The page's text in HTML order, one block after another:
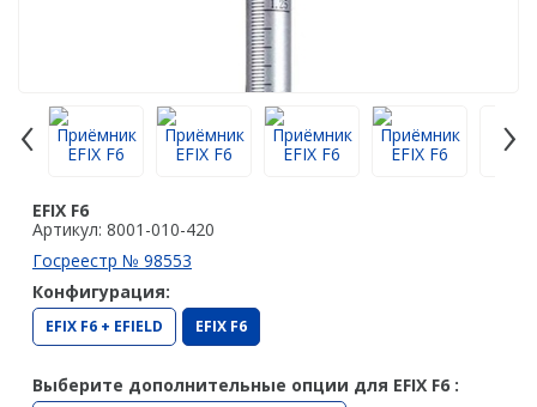
Воздушное лазерное сканирование
Программы
Контроллеры
PrinCe
EFIX
Trimble
Spectra Precision
‹ ›
EFIX F6
Артикул: 8001-010-420
Госреестр № 98553
Конфигурация:
EFIX F6 + EFIELD EFIX F6
Выберите дополнительные опции для EFIX F6 :